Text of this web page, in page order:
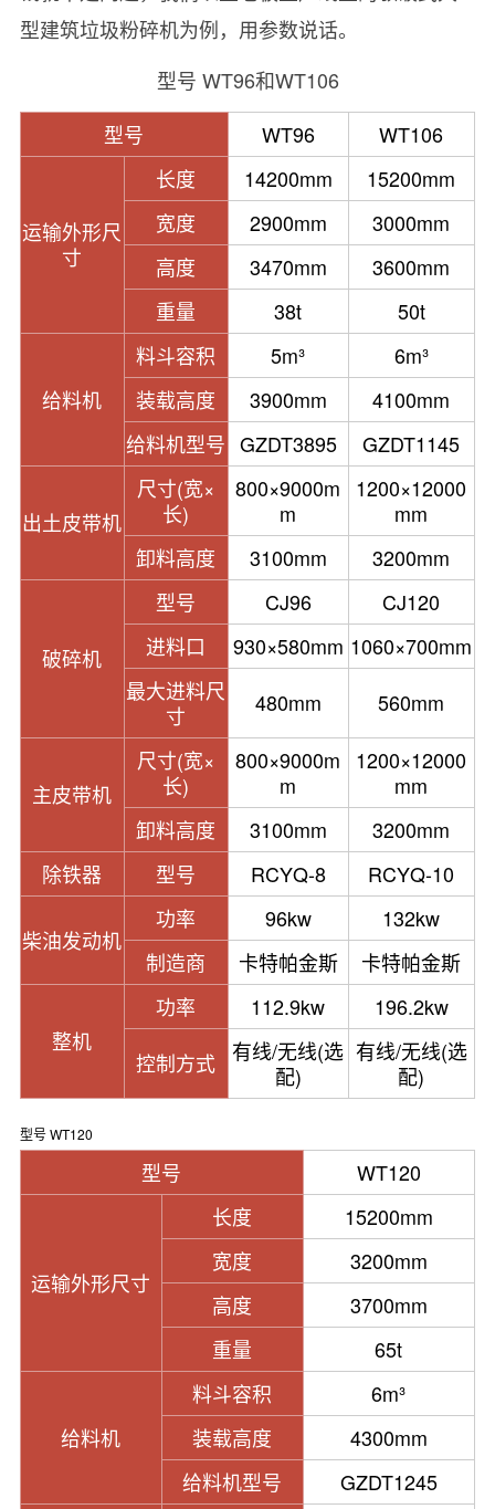
型建筑垃圾粉碎机为例，用参数说话。
型号 WT96和WT106
型号
WT96 WT106
运输外形尺
寸
长度 14200mm
15200mm
宽度
2900mm
3000mm
高度
3470mm
3600mm
重量
38t 50t
给料机
料斗容积 5m³
6m³
装载高度
3900mm
4100mm
给料机型号 GZDT3895 GZDT1145
出土皮带机
尺寸(宽×
长)
800×9000m
m
1200×12000
mm
卸料高度
3100mm 3200mm
破碎机
型号 CJ96
CJ120
进料口
930×580mm 1060×700mm
最大进料尺
寸
480mm 560mm
主皮带机
尺寸(宽×
长)
800×9000m
m
1200×12000
mm
卸料高度
3100mm
3200mm
除铁器
型号 RCYQ-8 RCYQ-10
柴油发动机
功率 96kw
132kw
制造商
卡特帕金斯 卡特帕金斯
整机
功率 112.9kw
196.2kw
控制方式
有线/无线(选
配)
有线/无线(选
配)
型号 WT120
型号 WT120
运输外形尺寸
长度
15200mm
宽度
3200mm
高度
3700mm
重量
65t
给料机
料斗容积
6m³
装载高度
4300mm
给料机型号
GZDT1245